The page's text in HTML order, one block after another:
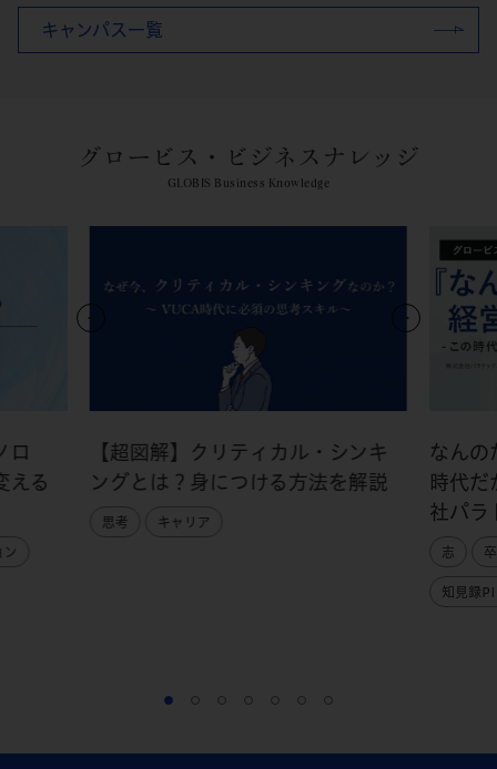
キャンパス一覧
グロービス・ビジネスナレッジ
GLOBIS Business Knowledge
ロ
える
ン
【超図解】クリティカル・シンキ
ングとは？身につける方法を解説
思考 キャリア
なんの
時代だ
社パラ
志
知見録